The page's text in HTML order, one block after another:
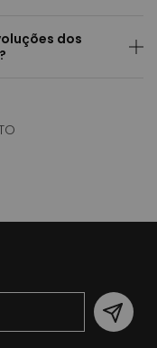
dos